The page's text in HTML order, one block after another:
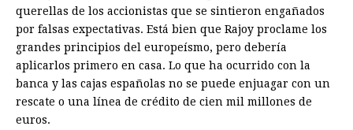
querellas de los accionistas que se sintieron engañados
por falsas expectativas. Está bien que Rajoy proclame los
grandes principios del europeísmo, pero debería
aplicarlos primero en casa. Lo que ha ocurrido con la
banca y las cajas españolas no se puede enjuagar con un
rescate o una línea de crédito de cien mil millones de
euros.